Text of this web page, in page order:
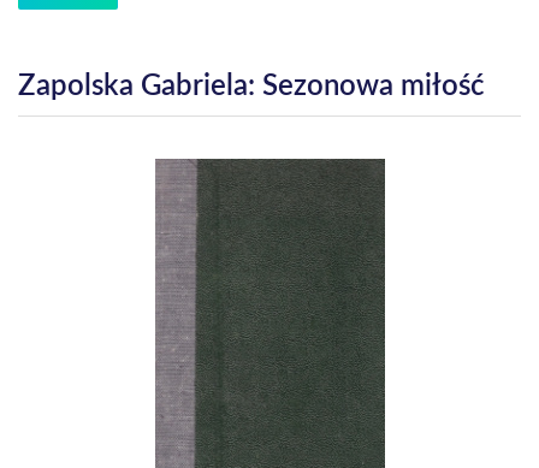
Zapolska Gabriela: Sezonowa miłość